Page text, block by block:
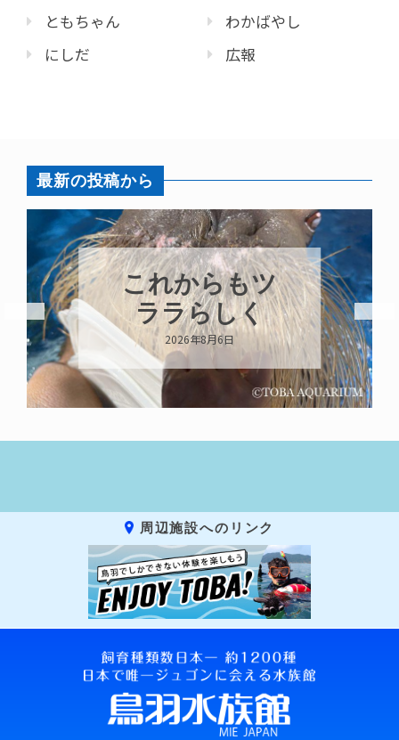
ともちゃん
にしだ
わかばやし
広報
最新の投稿から
これからもツ
ララらしく
2026年8月6日
周辺施設へのリンク